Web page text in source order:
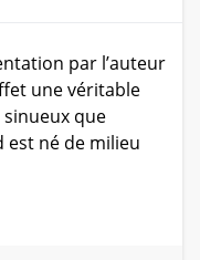
par l’auteur
une véritable
que
est né de milieu